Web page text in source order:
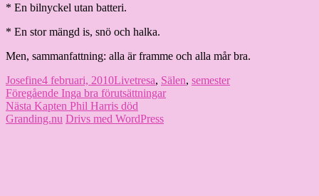
* En bilnyckel utan batteri.
* En stor mängd is, snö och halka.
Men, sammanfattning: alla är framme och alla mår bra.
Författare
JosefinePublicerat
den
4 februari, 2010Kategorier
LivetEtiketter
resa, Sälen, semester
Inläggsnavigering
Föregående Föregående
inlägg:
Inga bra förutsättningar
Nästa Nästa
inlägg:
Kapten Phil Harris död
Granding.nu Drivs med WordPress